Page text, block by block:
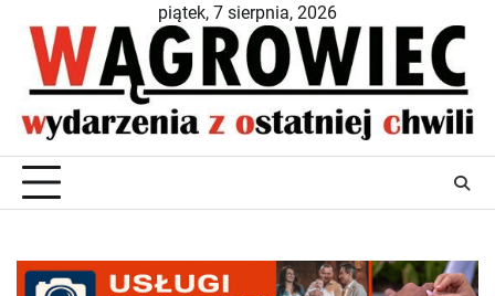
content
piątek, 7 sierpnia, 2026